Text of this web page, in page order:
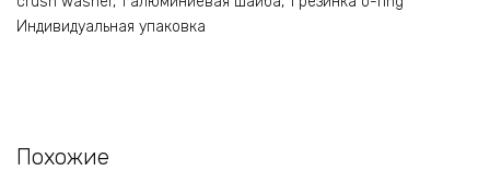
Индивидуальная упаковка
Похожие